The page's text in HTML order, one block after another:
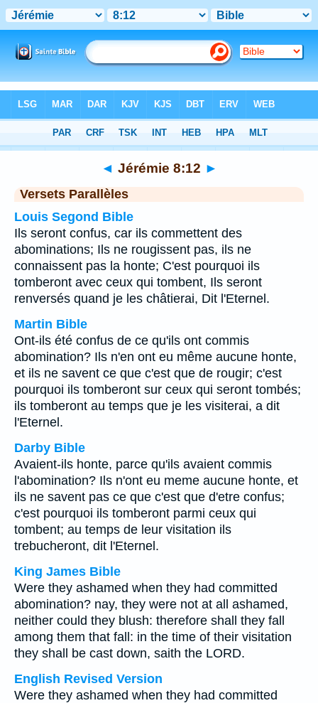
Chapitre 8> Verset 12
◄ Jérémie 8:12 ►
Versets Parallèles
Louis Segond Bible
Ils seront confus, car ils commettent des
abominations; Ils ne rougissent pas, ils ne
connaissent pas la honte; C'est pourquoi ils
tomberont avec ceux qui tombent, Ils seront
renversés quand je les châtierai, Dit l'Eternel.
Martin Bible
Ont-ils été confus de ce qu'ils ont commis
abomination? Ils n'en ont eu même aucune honte,
et ils ne savent ce que c'est que de rougir; c'est
pourquoi ils tomberont sur ceux qui seront tombés;
ils tomberont au temps que je les visiterai, a dit
l'Eternel.
Darby Bible
Avaient-ils honte, parce qu'ils avaient commis
l'abomination? Ils n'ont eu meme aucune honte, et
ils ne savent pas ce que c'est que d'etre confus;
c'est pourquoi ils tomberont parmi ceux qui
tombent; au temps de leur visitation ils
trebucheront, dit l'Eternel.
King James Bible
Were they ashamed when they had committed
abomination? nay, they were not at all ashamed,
neither could they blush: therefore shall they fall
among them that fall: in the time of their visitation
they shall be cast down, saith the LORD.
English Revised Version
Were they ashamed when they had committed